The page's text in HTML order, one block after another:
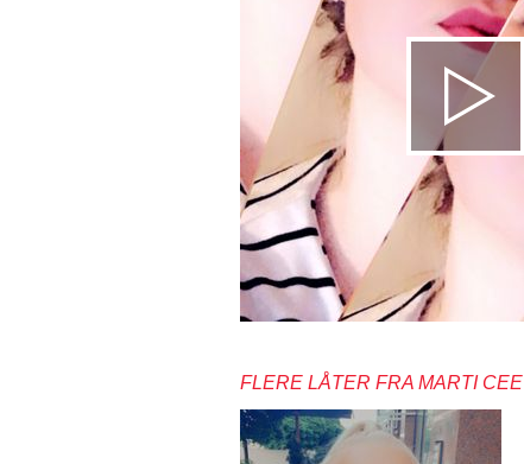
FLERE LÅTER FRA MARTI CEE